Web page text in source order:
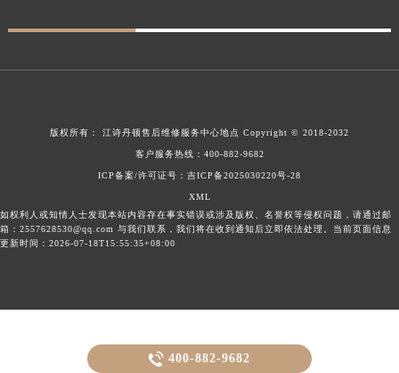
版权所有： 江诗丹顿售后维修服务中心地点 Copyright © 2018-2032
客户服务热线： 400-882-9682
ICP备案/许可证号：吉ICP备2025030220号-28
XML
如权利人或知情人士发现本站内容存在事实错误或涉及版权、名誉权等侵权问题，请通过邮
箱：2557628530@qq.com 与我们联系，我们将在收到通知后立即依法处理。当前页面信息
更新时间：2026-07-18T15:55:35+08:00
 400-882-9682